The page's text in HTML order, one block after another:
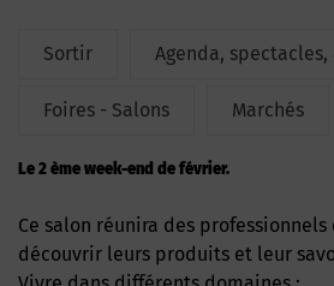
Sortir Agenda,
Foires - Salons Marchés
Le 2 ème week-end de février.
Ce salon réunira des
découvrir leurs produits et leur